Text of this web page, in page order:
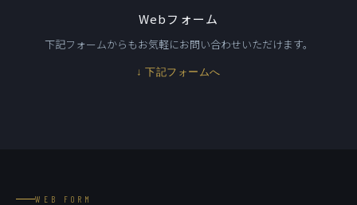
Webフォーム
下記フォームからもお気軽にお問い合わせいただけます。
↓ 下記フォームへ
WEB FORM